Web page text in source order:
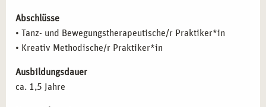
Ausbildung in Hamburg haben vielfältige berufliche
Möglichkeiten. Sie können in sozialen Einrichtungen,
Kliniken, der Traumatherapie, Krisenintervention und auch
in der Arbeit mit Kindern und Jugendlichen tätig werden.
Hamburg bietet hervorragende Vernetzungsmöglichkeiten
Der kreative Prozess
Zielgruppenspezifisches Arbeiten
Arbeit in der Traumatherapie
Arbeit mit Kindern und Jugendlichen
Kulturpädagogik
Abschlüsse
• Tanz- und Bewegungstherapeutische/r Praktiker*in
• Kreativ Methodische/r Praktiker*in
Ausbildungsdauer
ca. 1,5 Jahre